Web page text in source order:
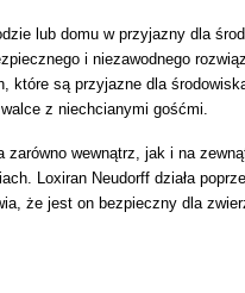
lub domu w przyjazny dla
i niezawodnego
które są przyjazne dla
z niechcianymi gośćmi.
zarówno wewnątrz, jak i na
Loxiran Neudorff działa
że jest on bezpieczny dla